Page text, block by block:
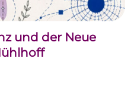
und der Neue